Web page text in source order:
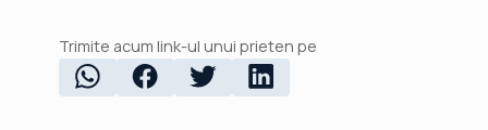
Trimite acum link-ul unui prieten pe